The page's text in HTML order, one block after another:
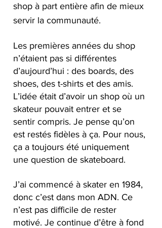
shop à part entière afin de mieux
servir la communauté.
Les premières années du shop
n’étaient pas si différentes
d’aujourd’hui : des boards, des
shoes, des t-shirts et des amis.
L’idée était d’avoir un shop où un
skateur pouvait entrer et se
sentir compris. Je pense qu’on
est restés fidèles à ça. Pour nous,
ça a toujours été uniquement
une question de skateboard.
J’ai commencé à skater en 1984,
donc c’est dans mon ADN. Ce
n’est pas difficile de rester
motivé. Je continue d’être à fond